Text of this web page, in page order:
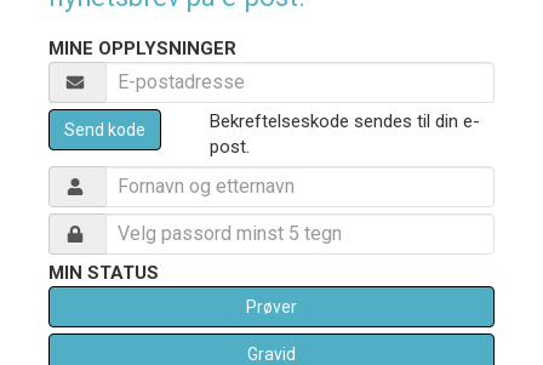
MINE OPPLYSNINGER
Send kode
Bekreftelseskode sendes til din e-
post.
MIN STATUS
Prøver
Gravid